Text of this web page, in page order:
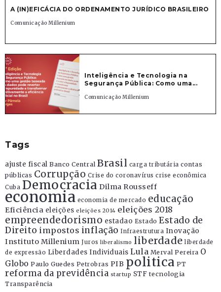
A (IN)EFICÁCIA DO ORDENAMENTO JURÍDICO BRASILEIRO
Comunicação Millenium
Inteligência e Tecnologia na
Segurança Pública: Como uma...
Comunicação Millenium
Tags
ajuste fiscal Banco Central Brasil carga tributária contas
públicas Corrupção Crise do coronavírus crise econômica
Cuba Democracia Dilma Rousseff
economia economia de mercado educação
Eficiência eleições eleições 2014 eleições 2018
empreendedorismo estadao Estado Estado de
Direito impostos inflação Infraestrutura Inovação
Instituto Millenium Juros liberalismo liberdade liberdade
de expressão Liberdades Individuais Lula Merval Pereira O
Globo Paulo Guedes Petrobras PIB politica PT
reforma da previdência startup STF tecnologia
Transparência